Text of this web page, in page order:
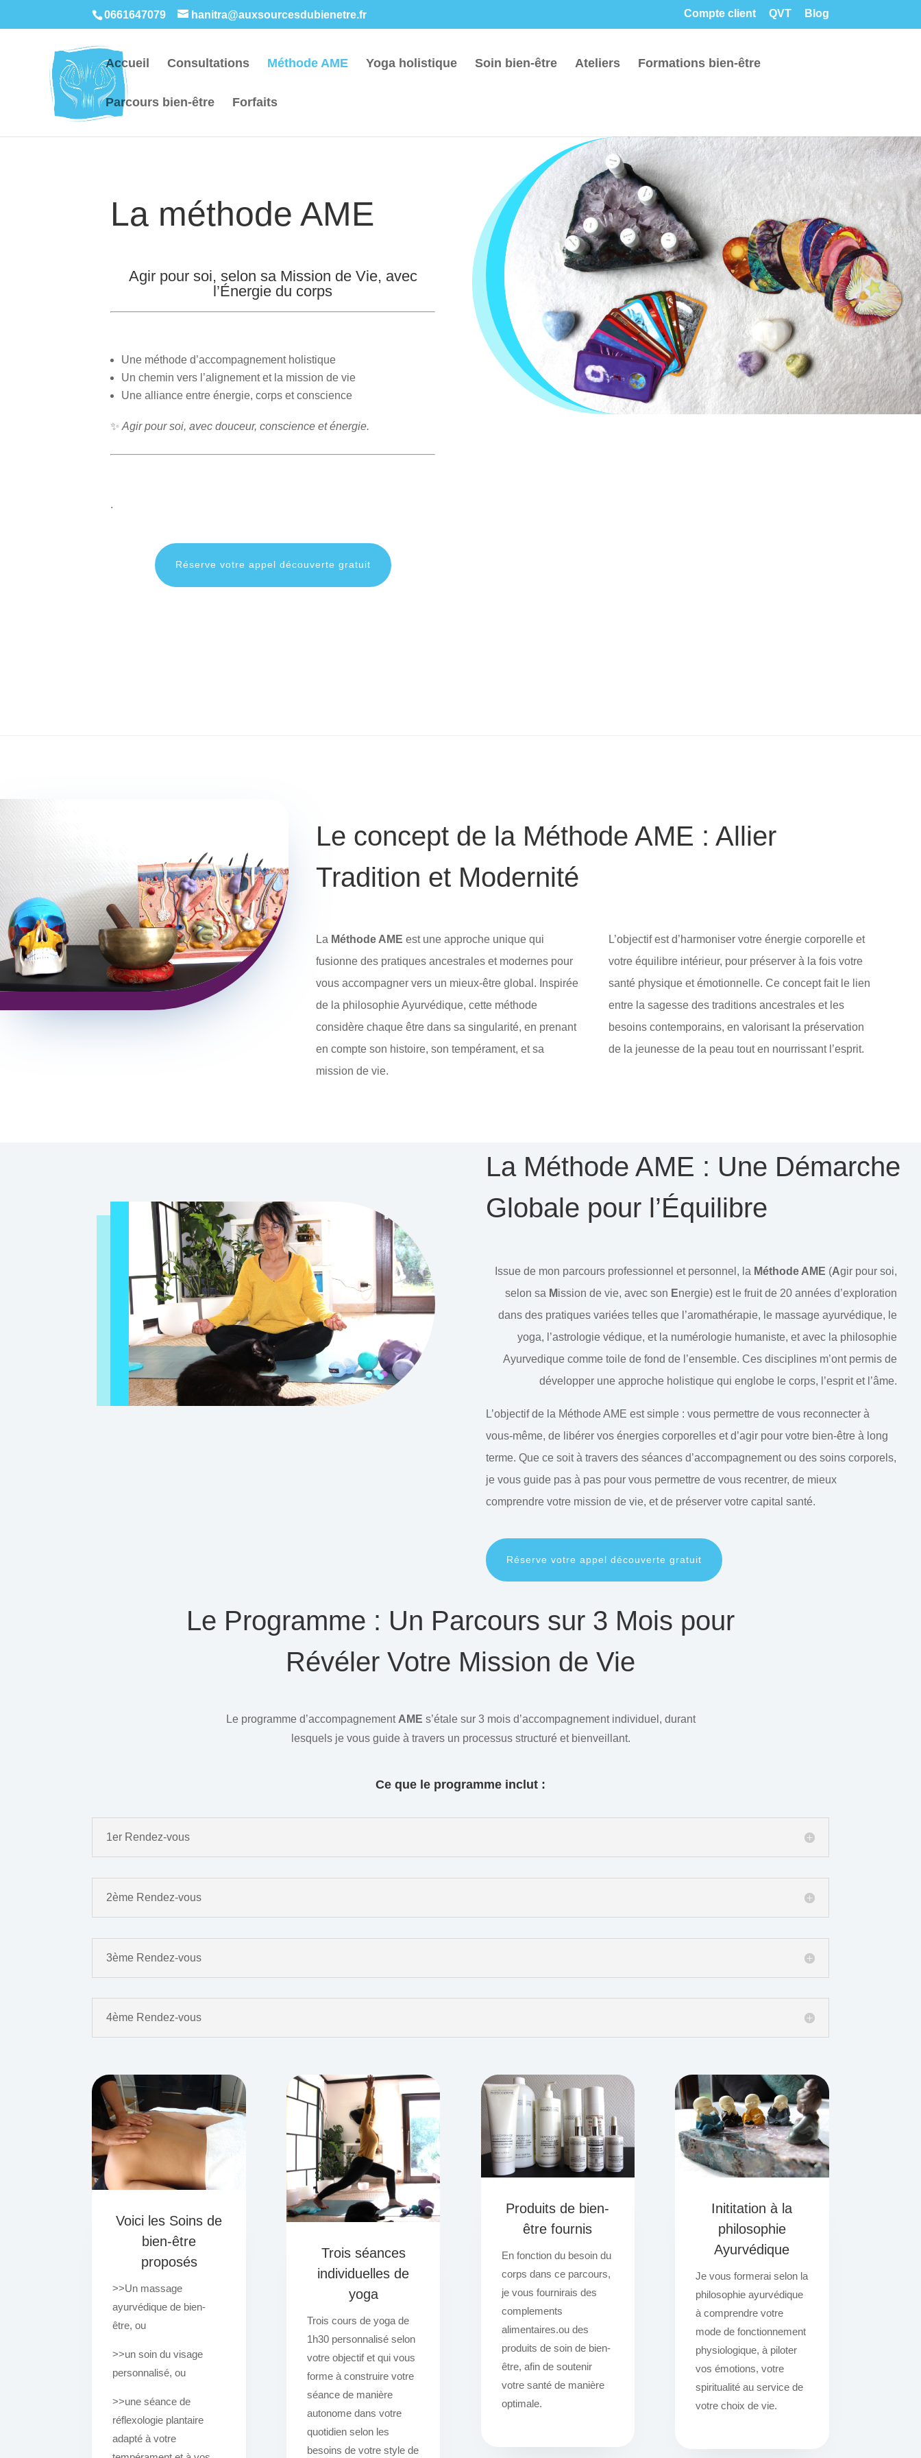
0661647079 hanitra@auxsourcesdubienetre.fr Compte client QVT Blog
Accueil Consultations Méthode AME Yoga holistique Soin bien-être Ateliers Formations bien-être
Parcours bien-être Forfaits
La méthode AME
Agir pour soi, selon sa Mission de Vie, avec
l’Énergie du corps
Une méthode d’accompagnement holistique
Un chemin vers l’alignement et la mission de vie
Une alliance entre énergie, corps et conscience
✨Agir pour soi, avec douceur, conscience et énergie.
.
Réserve votre appel découverte gratuit
Le concept de la Méthode AME : Allier
Tradition et Modernité
La Méthode AME est une approche unique qui
fusionne des pratiques ancestrales et modernes pour
vous accompagner vers un mieux-être global. Inspirée
de la philosophie Ayurvédique, cette méthode
considère chaque être dans sa singularité, en prenant
en compte son histoire, son tempérament, et sa
mission de vie.
L’objectif est d’harmoniser votre énergie corporelle et
votre équilibre intérieur, pour préserver à la fois votre
santé physique et émotionnelle. Ce concept fait le lien
entre la sagesse des traditions ancestrales et les
besoins contemporains, en valorisant la préservation
de la jeunesse de la peau tout en nourrissant l’esprit.
La Méthode AME : Une Démarche
Globale pour l’Équilibre
Issue de mon parcours professionnel et personnel, la Méthode AME (Agir pour soi,
selon sa Mission de vie, avec son Energie) est le fruit de 20 années d’exploration
dans des pratiques variées telles que l’aromathérapie, le massage ayurvédique, le
yoga, l’astrologie védique, et la numérologie humaniste, et avec la philosophie
Ayurvedique comme toile de fond de l’ensemble. Ces disciplines m’ont permis de
développer une approche holistique qui englobe le corps, l’esprit et l’âme.
L’objectif de la Méthode AME est simple : vous permettre de vous reconnecter à
vous-même, de libérer vos énergies corporelles et d’agir pour votre bien-être à long
terme. Que ce soit à travers des séances d’accompagnement ou des soins corporels,
je vous guide pas à pas pour vous permettre de vous recentrer, de mieux
comprendre votre mission de vie, et de préserver votre capital santé.
Réserve votre appel découverte gratuit
Le Programme : Un Parcours sur 3 Mois pour
Révéler Votre Mission de Vie
Le programme d’accompagnement AME s’étale sur 3 mois d’accompagnement individuel, durant
lesquels je vous guide à travers un processus structuré et bienveillant.
Ce que le programme inclut :
1er Rendez-vous
2ème Rendez-vous
3ème Rendez-vous
4ème Rendez-vous
Voici les Soins de
bien-être
proposés
>>Un massage
ayurvédique de bien-
être, ou
>>un soin du visage
personnalisé, ou
>>une séance de
réflexologie plantaire
adapté à votre
Trois séances
individuelles de
yoga
Trois cours de yoga de
1h30 personnalisé selon
votre objectif et qui vous
forme à construire votre
séance de manière
autonome dans votre
quotidien selon les
besoins de votre style de
Produits de bien-
être fournis
En fonction du besoin du
corps dans ce parcours,
je vous fournirais des
complements
alimentaires.ou des
produits de soin de bien-
être, afin de soutenir
votre santé de manière
optimale.
Inititation à la
philosophie
Ayurvédique
Je vous formerai selon la
philosophie ayurvédique
à comprendre votre
mode de fonctionnement
physiologique, à piloter
vos émotions, votre
spiritualité au service de
votre choix de vie.